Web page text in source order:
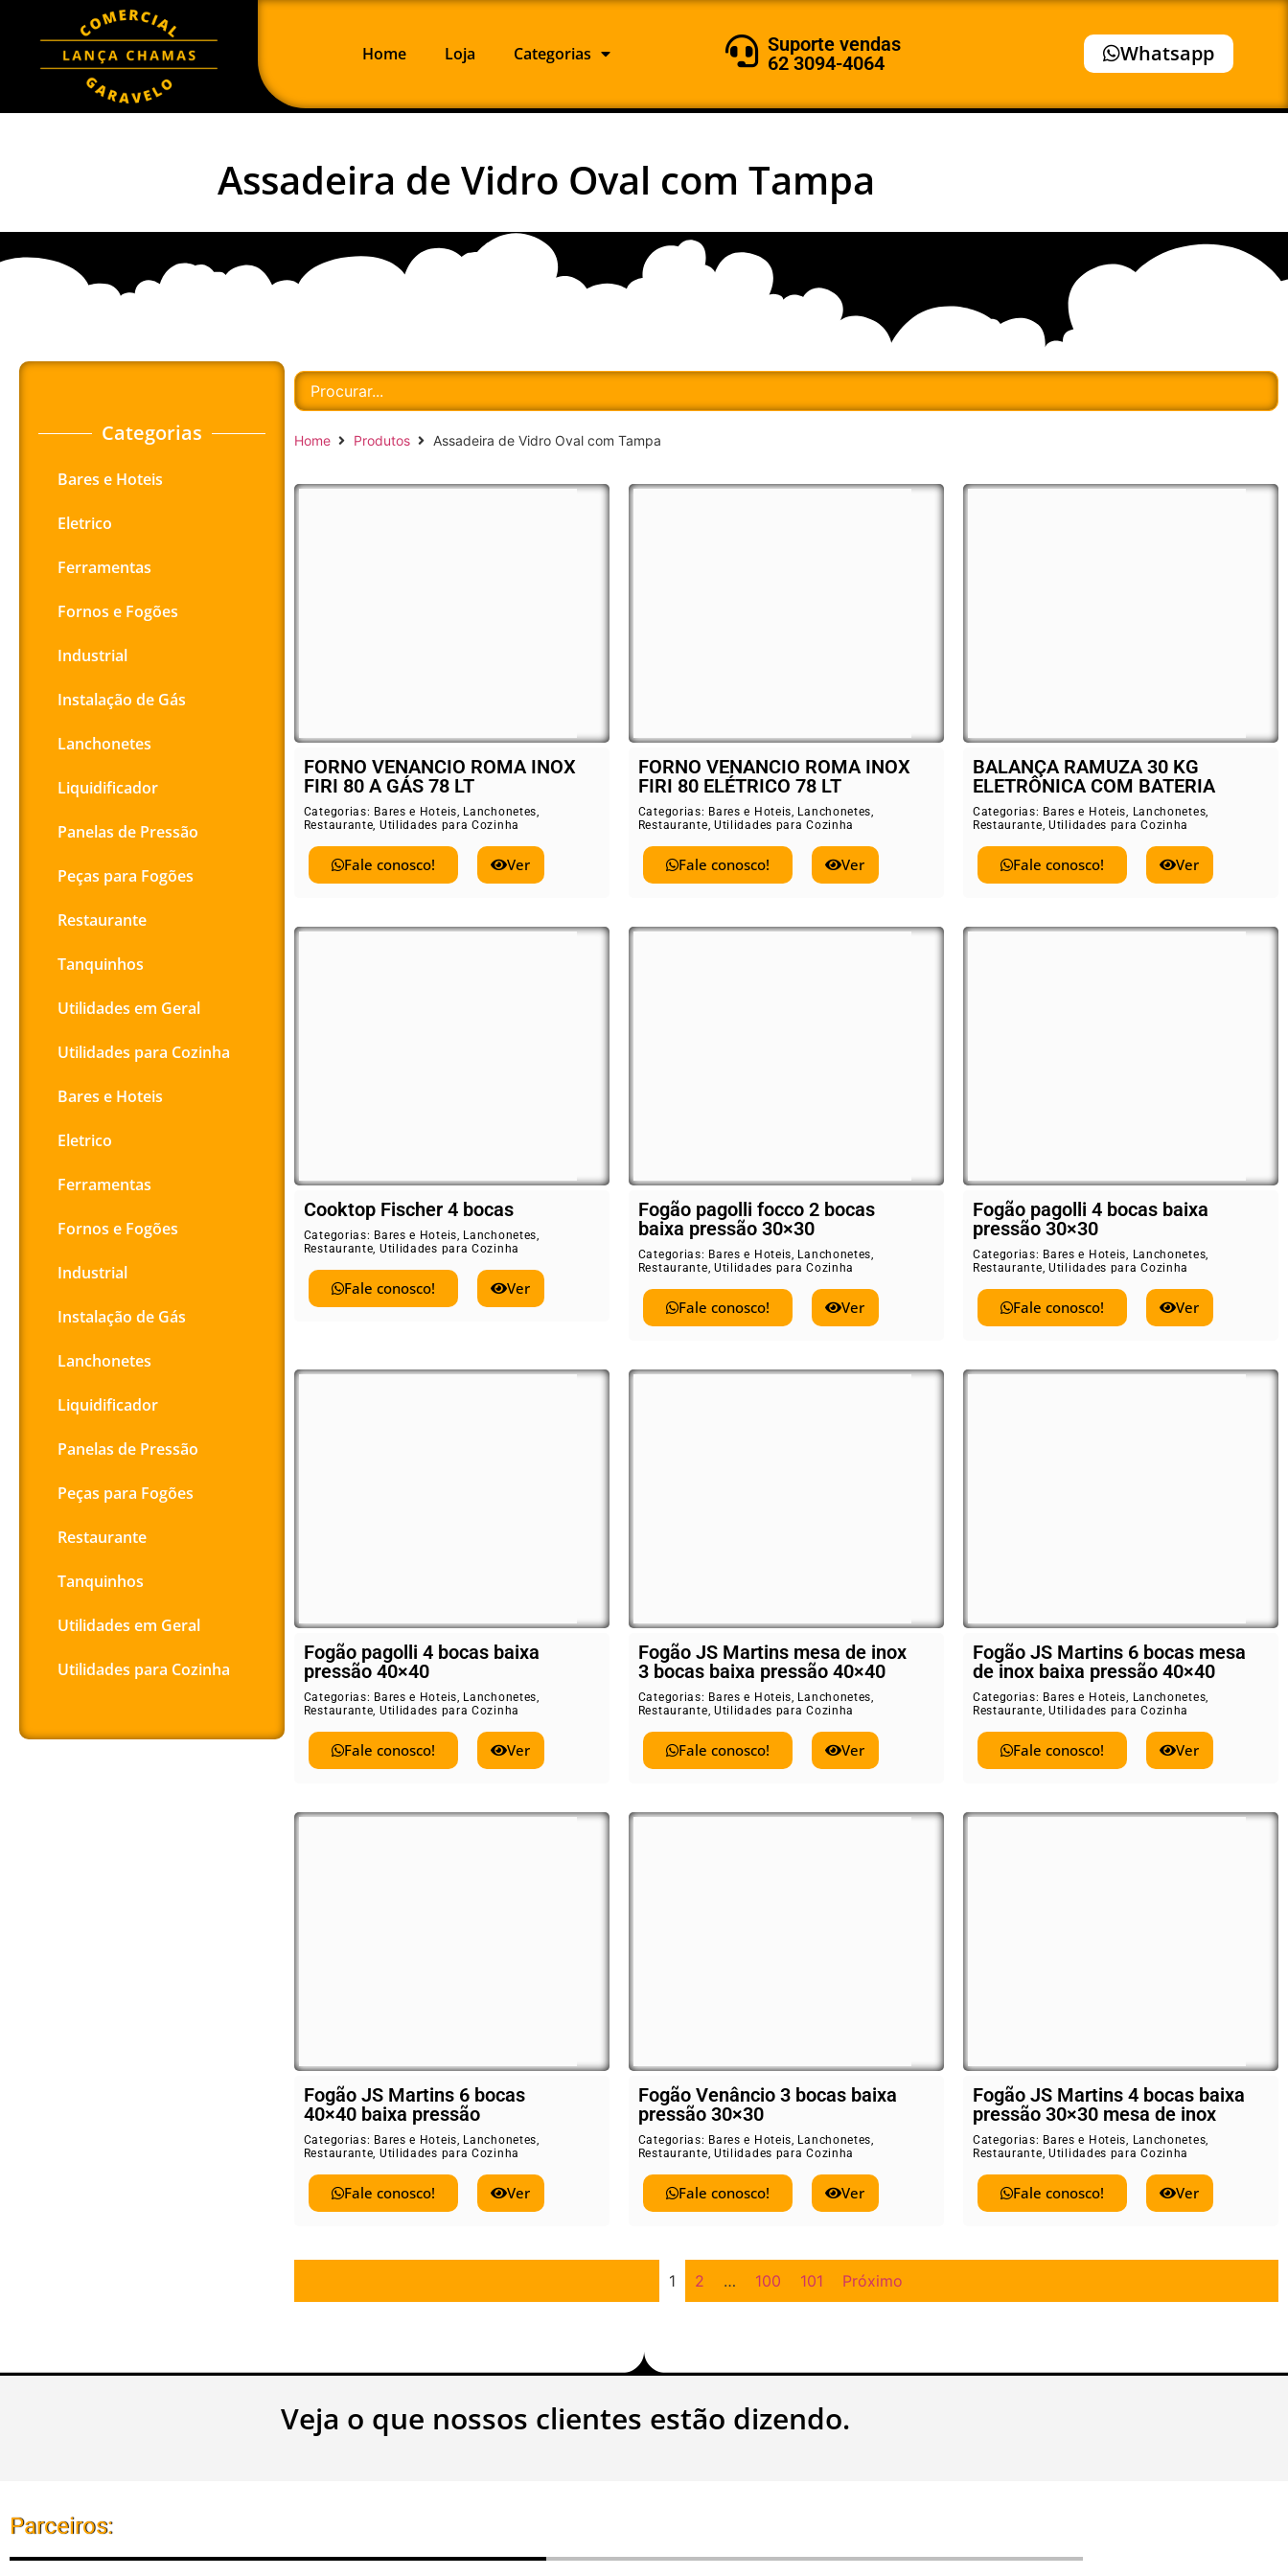
Home Loja Categorias
Suporte vendas
62 3094-4064
Whatsapp
Assadeira de Vidro Oval com Tampa
Categorias
Bares e Hoteis
Eletrico
Ferramentas
Fornos e Fogões
Industrial
Instalação de Gás
Lanchonetes
Liquidificador
Panelas de Pressão
Peças para Fogões
Restaurante
Tanquinhos
Utilidades em Geral
Utilidades para Cozinha
Bares e Hoteis
Eletrico
Ferramentas
Fornos e Fogões
Industrial
Instalação de Gás
Lanchonetes
Liquidificador
Panelas de Pressão
Peças para Fogões
Restaurante
Tanquinhos
Utilidades em Geral
Utilidades para Cozinha
Home Produtos Assadeira de Vidro Oval com Tampa
FORNO VENANCIO ROMA INOX
FIRI 80 A GÁS 78 LT
Categorias: Bares e Hoteis, Lanchonetes,
Restaurante, Utilidades para Cozinha
Fale conosco! Ver
FORNO VENANCIO ROMA INOX
FIRI 80 ELÉTRICO 78 LT
Categorias: Bares e Hoteis, Lanchonetes,
Restaurante, Utilidades para Cozinha
Fale conosco! Ver
BALANÇA RAMUZA 30 KG
ELETRÔNICA COM BATERIA
Categorias: Bares e Hoteis, Lanchonetes,
Restaurante, Utilidades para Cozinha
Fale conosco! Ver
Cooktop Fischer 4 bocas
Categorias: Bares e Hoteis, Lanchonetes,
Restaurante, Utilidades para Cozinha
Fale conosco! Ver
Fogão pagolli focco 2 bocas
baixa pressão 30×30
Categorias: Bares e Hoteis, Lanchonetes,
Restaurante, Utilidades para Cozinha
Fale conosco! Ver
Fogão pagolli 4 bocas baixa
pressão 30×30
Categorias: Bares e Hoteis, Lanchonetes,
Restaurante, Utilidades para Cozinha
Fale conosco! Ver
Fogão pagolli 4 bocas baixa
pressão 40×40
Categorias: Bares e Hoteis, Lanchonetes,
Restaurante, Utilidades para Cozinha
Fale conosco! Ver
Fogão JS Martins mesa de inox
3 bocas baixa pressão 40×40
Categorias: Bares e Hoteis, Lanchonetes,
Restaurante, Utilidades para Cozinha
Fale conosco! Ver
Fogão JS Martins 6 bocas mesa
de inox baixa pressão 40×40
Categorias: Bares e Hoteis, Lanchonetes,
Restaurante, Utilidades para Cozinha
Fale conosco! Ver
Fogão JS Martins 6 bocas
40×40 baixa pressão
Categorias: Bares e Hoteis, Lanchonetes,
Restaurante, Utilidades para Cozinha
Fale conosco! Ver
Fogão Venâncio 3 bocas baixa
pressão 30×30
Categorias: Bares e Hoteis, Lanchonetes,
Restaurante, Utilidades para Cozinha
Fale conosco! Ver
Fogão JS Martins 4 bocas baixa
pressão 30×30 mesa de inox
Categorias: Bares e Hoteis, Lanchonetes,
Restaurante, Utilidades para Cozinha
Fale conosco! Ver
1 2 … 100 101 Próximo
Veja o que nossos clientes estão dizendo.
Parceiros: